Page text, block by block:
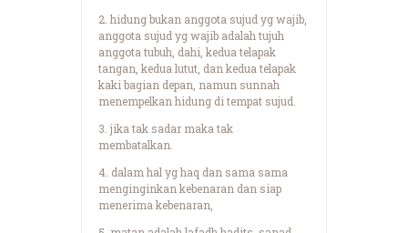
2. hidung bukan anggota sujud yg wajib,
anggota sujud yg wajib adalah tujuh
anggota tubuh, dahi, kedua telapak
tangan, kedua lutut, dan kedua telapak
kaki bagian depan, namun sunnah
menempelkan hidung di tempat sujud.
3. jika tak sadar maka tak
membatalkan.
4. dalam hal yg haq dan sama sama
menginginkan kebenaran dan siap
menerima kebenaran,